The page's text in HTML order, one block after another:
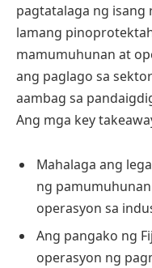
pagtatalaga ng
lamang
mamumuhunan at
ang paglago sa
aambag sa
Ang mga key
Mahalaga ang
ng
operasyon sa
Ang pangako ng
operasyon ng